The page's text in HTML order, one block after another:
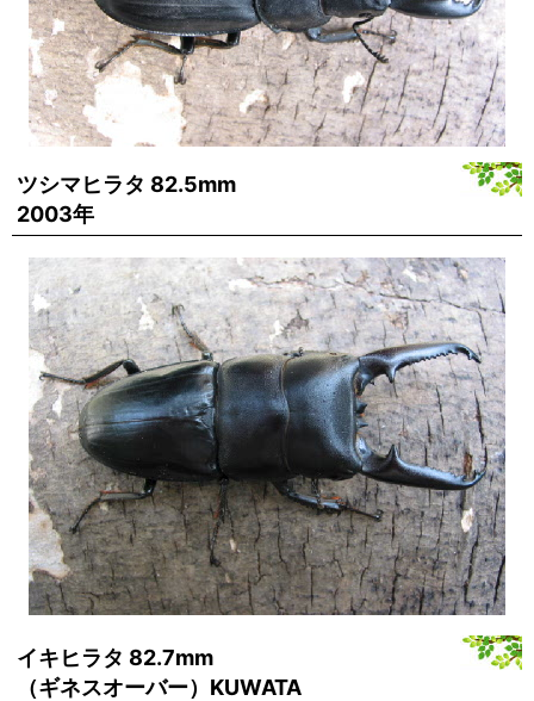
ツシマヒラタ 82.5mm
2003年
イキヒラタ 82.7mm
（ギネスオーバー）KUWATA